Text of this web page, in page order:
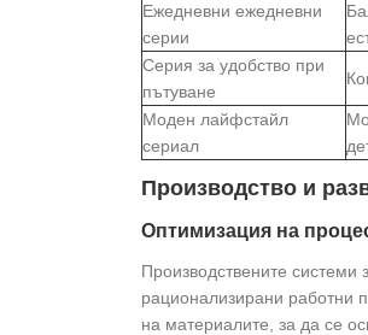
Ежедневни ежедневни
серии
Серия за удобство при
пътуване
Моден лайфстайл
сериал
Производство и
Оптимизация на
Производствените
рационализирани работни
на материалите, за да се